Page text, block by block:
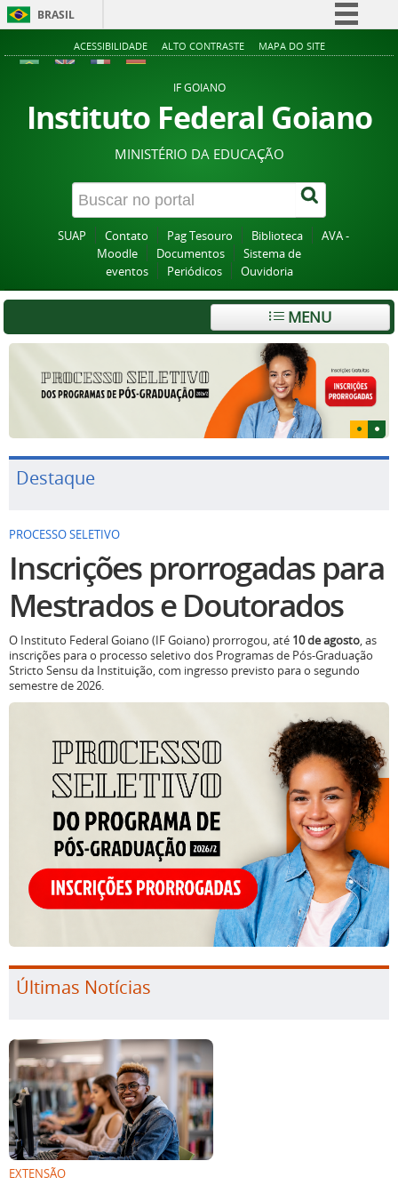
BRASIL
Simplifique!
Acesso à informação
Legislação
Canais
ACESSIBILIDADE ALTO CONTRASTE MAPA DO SITE
IF GOIANO
Instituto Federal Goiano
MINISTÉRIO DA EDUCAÇÃO
SUAP Contato Pag Tesouro Biblioteca
AVA -
Moodle
Documentos
Sistema de
eventos
Periódicos Ouvidoria
MENU
Destaque
PROCESSO SELETIVO
Inscrições prorrogadas para
Mestrados e Doutorados
O Instituto Federal Goiano (IF Goiano) prorrogou, até 10 de agosto, as
inscrições para o processo seletivo dos Programas de Pós-Graduação
Stricto Sensu da Instituição, com ingresso previsto para o segundo
semestre de 2026.
Últimas Notícias
EXTENSÃO